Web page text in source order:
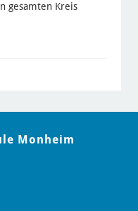
gesamten Kreis
Monheim